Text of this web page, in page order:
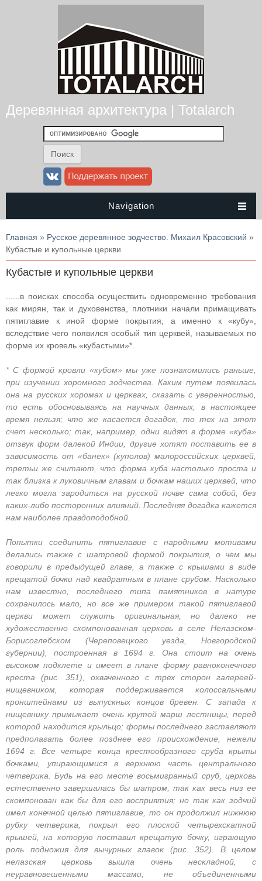
Деревянная архитектура | Totalarch
Navigation
Вы здесь
Главная » Русское деревянное зодчество. Михаил Красовский »
Кубастые и купольные церкви
Кубастые и купольные церкви
......в поисках способа осуществить одновременно требования
как мирян, так и духовенства, плотники начали примащивать
пятиглавие к иной форме покрытия, а именно к «кубу»,
вследствие чего появился особый тип церквей, называемых по
форме их кровель «кубастыми»*.
* С формой кровли «кубом» мы уже познакомились раньше,
при изучении хоромного зодчества. Каким путем появилась
она на русских хоромах и церквах, сказать с уверенностью,
то есть обосновываясь на научных данных, в настоящее
время нельзя; что же касается догадок, то тех на этот
счет несколько; так, например, одни видят в форме «куба»
отзвук форм далекой Индии, другие хотят поставить ее в
зависимость от «банек» (куполов) малороссийских церквей,
третьи же считают, что форма куба настолько проста и
так близка к луковичным главам и бочкам наших церквей, что
легко могла зародиться на русской почве сама собой, без
каких-либо посторонних влияний. Последняя догадка кажется
нам наиболее правдоподобной.
Попытки соединить пятиглавие с народными мотивами
делались также с шатровой формой покрытия, о чем мы
говорили в предыдущей главе, а также с крышами в виде
крещатой бочки над квадратным в плане срубом. Насколько
нам известно, последнего типа памятников в натуре
сохранилось мало, но все же примером такой пятиглавой
церкви может служить оригинальная, но далеко не
художественно скомпонованная церковь в селе Нелазском-
Борисоглебском (Череповецкого уезда, Новгородской
губернии), построенная в 1694 г. Она стоит на очень
высоком подклете и имеет в плане форму равноконечного
креста (рис. 351), охваченного с трех сторон галереей-
нищевником, которая поддерживается колоссальными
кронштейнами из выпускных концов бревен. С запада к
нищевнику примыкает очень крутой марш лестницы, перед
которой находится крыльцо; формы последнего заставляют
предполагать более позднее его происхождение, нежели
1694 г. Все четыре конца крестообразного сруба крыты
бочками, упирающимися в верхнюю часть центрального
четверика. Будь на его месте восьмигранный сруб, церковь
естественно завершалась бы шатром, так как весь низ ее
скомпонован как бы для его восприятия; но так как зодчий
имел конечной целью пятиглавие, то он продолжил нижнюю
рубку четверика, покрыл его плоской четырехскатной
крышей, на которую поставил крещатую бочку, играющую
роль подножия для вычурных главок (рис. 352). В целом
нелазская церковь вышла очень нескладной, с
неуравновешенными массами, не объединенными